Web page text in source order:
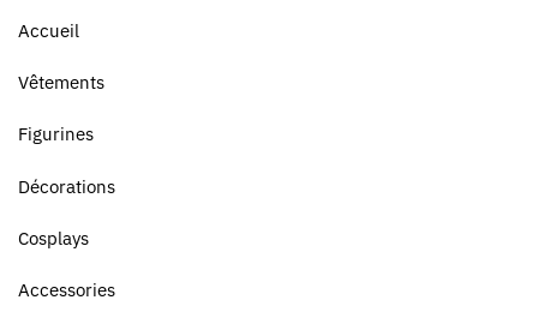
Accueil
Vêtements
Figurines
Décorations
Cosplays
Accessories